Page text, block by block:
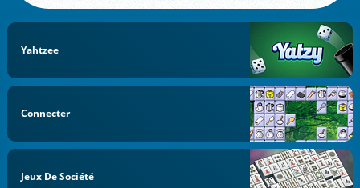
Yahtzee
Connecter
Jeux De Société